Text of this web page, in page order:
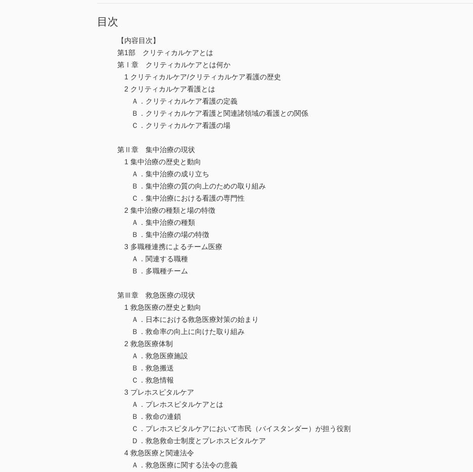
目次
【内容目次】
第1部 クリティカルケアとは
第Ⅰ章 クリティカルケアとは何か
1 クリティカルケア/クリティカルケア看護の歴史
2 クリティカルケア看護とは
Ａ．クリティカルケア看護の定義
Ｂ．クリティカルケア看護と関連諸領域の看護との関係
Ｃ．クリティカルケア看護の場
第Ⅱ章 集中治療の現状
1 集中治療の歴史と動向
Ａ．集中治療の成り立ち
Ｂ．集中治療の質の向上のための取り組み
Ｃ．集中治療における看護の専門性
2 集中治療の種類と場の特徴
Ａ．集中治療の種類
Ｂ．集中治療の場の特徴
3 多職種連携によるチーム医療
Ａ．関連する職種
Ｂ．多職種チーム
第Ⅲ章 救急医療の現状
1 救急医療の歴史と動向
Ａ．日本における救急医療対策の始まり
Ｂ．救命率の向上に向けた取り組み
2 救急医療体制
Ａ．救急医療施設
Ｂ．救急搬送
Ｃ．救急情報
3 プレホスピタルケア
Ａ．プレホスピタルケアとは
Ｂ．救命の連鎖
Ｃ．プレホスピタルケアにおいて市民（バイスタンダー）が担う役割
Ｄ．救急救命士制度とプレホスピタルケア
4 救急医療と関連法令
Ａ．救急医療に関する法令の意義